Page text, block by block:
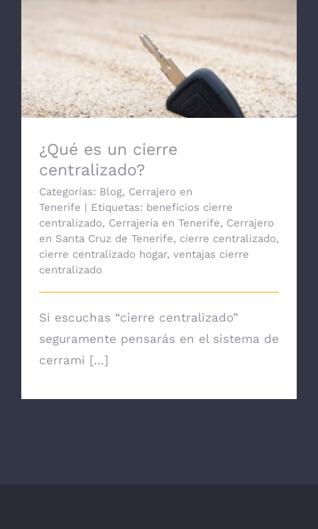
¿Qué es un cierre centralizado?
¿Qué es un cierre
centralizado?
Categorías: Blog, Cerrajero en
Tenerife
Etiquetas: beneficios cierre
centralizado, Cerrajería en Tenerife, Cerrajero
en Santa Cruz de Tenerife, cierre centralizado,
cierre centralizado hogar, ventajas cierre
centralizado
Si escuchas “cierre centralizado”
seguramente pensarás en el sistema de
cerrami [...]